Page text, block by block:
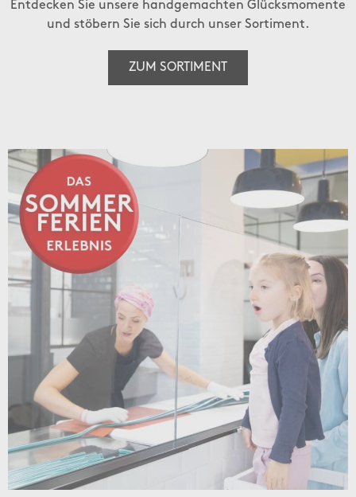
Entdecken Sie unsere handgemachten Glücksmomente
und stöbern Sie sich durch unser Sortiment.
ZUM SORTIMENT